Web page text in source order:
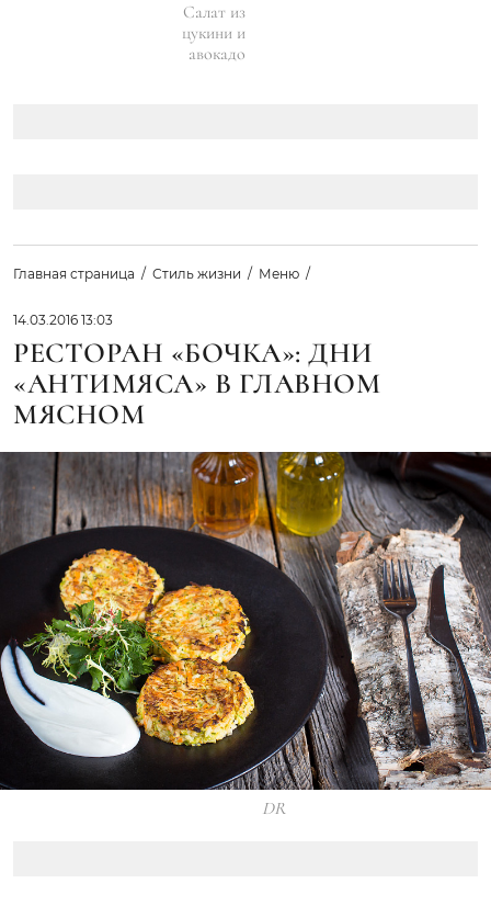
Салат из
цукини и
авокадо
Главная страница Стиль жизни Меню
14.03.2016 13:03
РЕСТОРАН «БОЧКА»: ДНИ
«АНТИМЯСА» В ГЛАВНОМ
МЯСНОМ
DR